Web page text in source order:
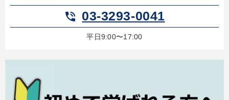
phone_in_talk 03-3293-0041
平日9:00〜17:00